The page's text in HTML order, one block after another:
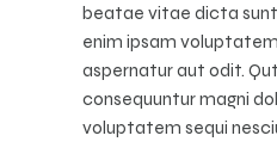
beatae vitae dicta
enim ipsam
aspernatur aut odit.
consequuntur magni
voluptatem sequi